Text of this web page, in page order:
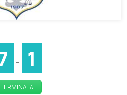
- 1
TERMINATA